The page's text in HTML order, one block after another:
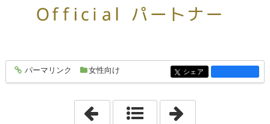
entry2157
パーマリンク 女性向け entry2157
シェア
「2023年3月17日」